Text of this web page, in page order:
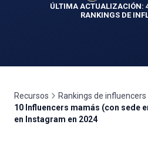
ÚLTIMA ACTUALIZACIÓN:
RANKINGS DE
Recursos
Rankings de influencers
10 Influencers mamás (con sede
en Instagram en 2024